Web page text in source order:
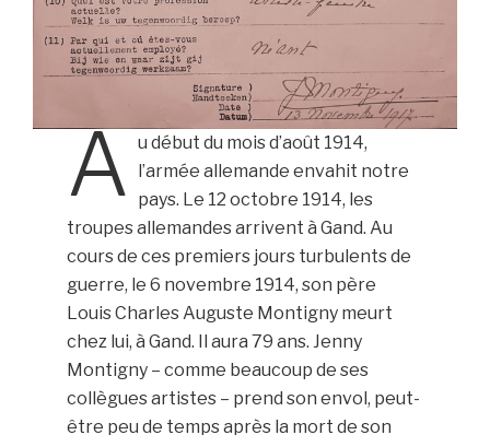
A u début du mois d’août 1914,
l’armée allemande envahit notre
pays. Le 12 octobre 1914, les
troupes allemandes arrivent à Gand. Au
cours de ces premiers jours turbulents de
guerre, le 6 novembre 1914, son père
Louis Charles Auguste Montigny meurt
chez lui, à Gand. Il aura 79 ans. Jenny
Montigny – comme beaucoup de ses
collègues artistes – prend son envol, peut-
être peu de temps après la mort de son